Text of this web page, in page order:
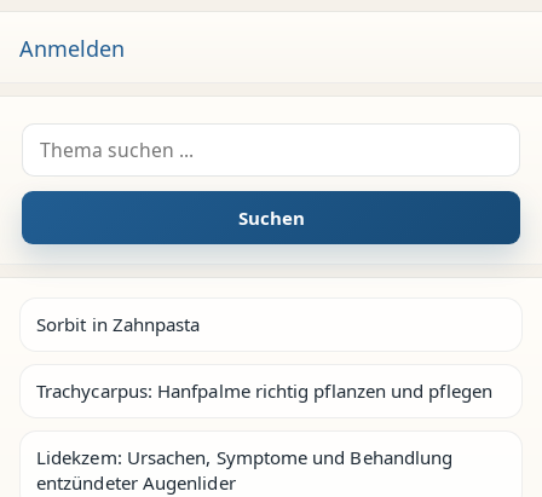
Anmelden
Suche nach:
Suchen
Sorbit in Zahnpasta
Trachycarpus: Hanfpalme richtig pflanzen und pflegen
Lidekzem: Ursachen, Symptome und Behandlung
entzündeter Augenlider